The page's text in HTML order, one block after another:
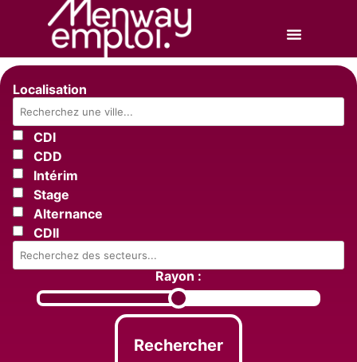
Localisation
CDI
CDD
Intérim
Stage
Alternance
CDII
Rayon :
Rechercher